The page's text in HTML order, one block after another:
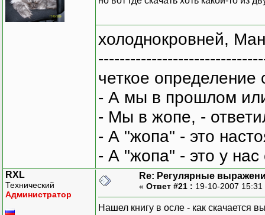
холоднокровней,
четкое
- А мы в прошлом
- Мы в жопе, -
- А "жопа" - это
- А "жопа" - это у
RXL
Технический
Администратор
Re: Регулярные
« Ответ #21 : 19-10-2007
Нашел книгу в осле - как скачается